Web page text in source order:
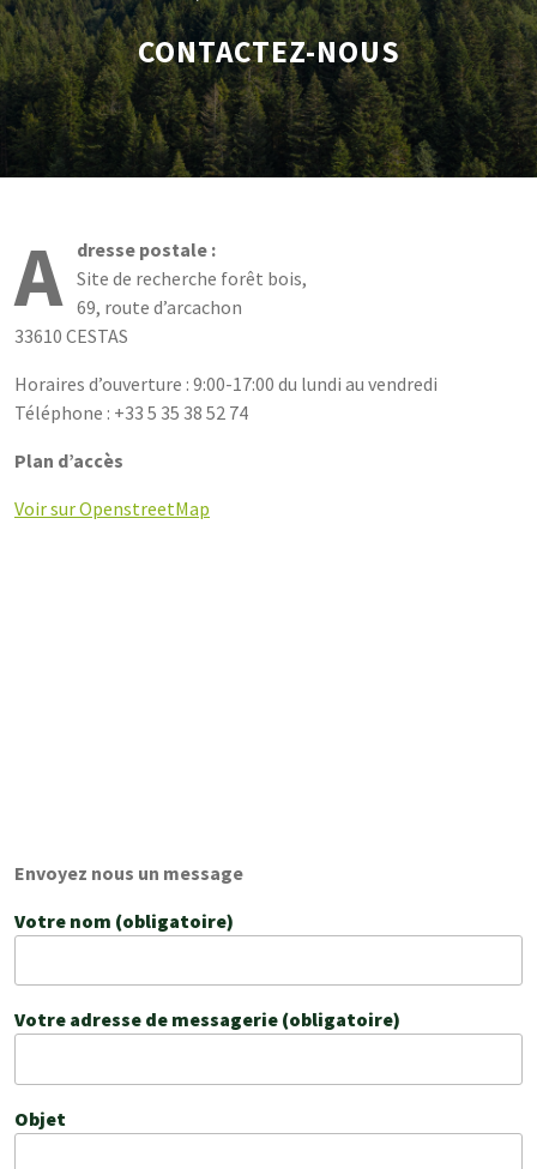
CONTACTEZ-NOUS
A
dresse postale :
Site de recherche forêt bois,
69, route d’arcachon
33610 CESTAS
Horaires d’ouverture : 9:00-17:00 du lundi au vendredi
Téléphone : +33 5 35 38 52 74
Plan d’accès
Voir sur OpenstreetMap
Envoyez nous un message
Votre nom (obligatoire)
Votre adresse de messagerie (obligatoire)
Objet